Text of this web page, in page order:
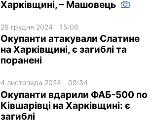
Харківщині, – Машовець
26 грудня 2024 15:06
Окупанти атакували Слатине
на Харківщині, є загиблі та
поранені
4 листопада 2024 09:34
Окупанти вдарили ФАБ-500 по
Ківшарівці на Харківщині: є
загиблі